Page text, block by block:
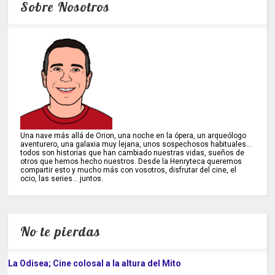
Sobre Nosotros
Una nave más allá de Orion, una noche en la ópera, un arqueólogo
aventurero, una galaxia muy lejana, unos sospechosos habituales...
todos son historias que han cambiado nuestras vidas, sueños de
otros que hemos hecho nuestros. Desde la Henryteca queremos
compartir esto y mucho más con vosotros, disfrutar del cine, el
ocio, las series... juntos.
No te pierdas
La Odisea; Cine colosal a la altura del Mito